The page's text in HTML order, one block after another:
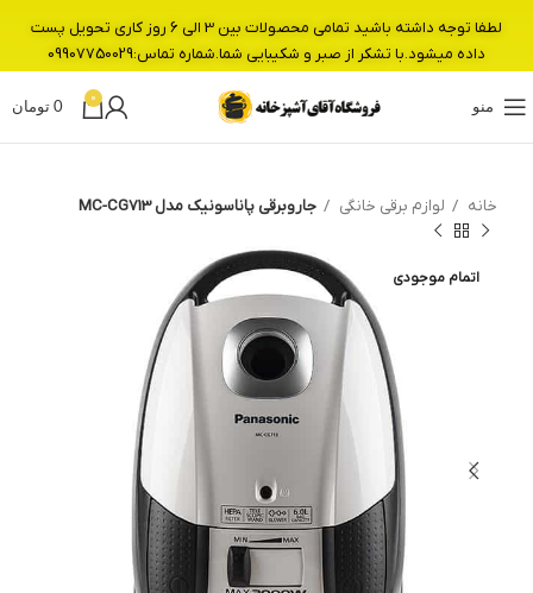
منو
0
0 تومان
خانه لوازم برقی خانگی جاروبرقی پاناسونیک مدل MC-CG713
اتمام موجودی
لطفا توجه داشته باشید تمامی محصولات بین 3 الی 6 روز کاری تحویل پست
داده میشود.با تشکر از صبر و شکیبایی شما.شماره تماس:09907750029